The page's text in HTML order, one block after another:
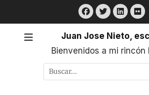
al
contenido
Facebook
Twitter
Juan Jose Nieto,
Bienvenidos a mi rincón
Buscar